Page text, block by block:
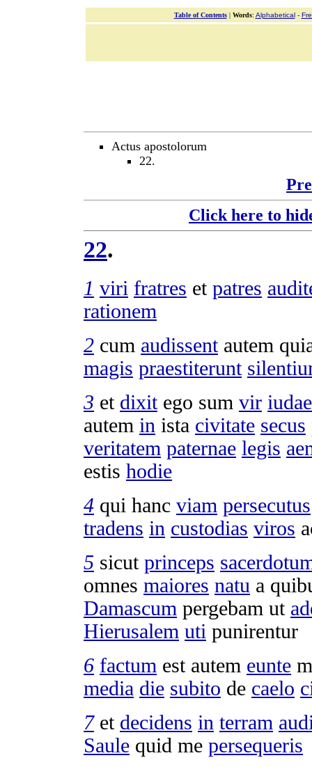
Table of Contents| Words: Alphabetical-
Actus apostolorum
22.
Click here to
22.
1 viri fratres et patres
rationem
2 cum audissentautem
magis praestiterunt
3 et dixitego sum vir
autem in ista civitate secus
veritatem paternae legis
estis hodie
4 qui hanc viam persecutus
tradens in custodias viros
5 sicut princeps
omnes maiores natu a
Damascum pergebam ut
Hierusalem uti punirentur
6 factum est autem eunte
media die subito de caelo
7et decidens in terram
Saule quid me persequeris